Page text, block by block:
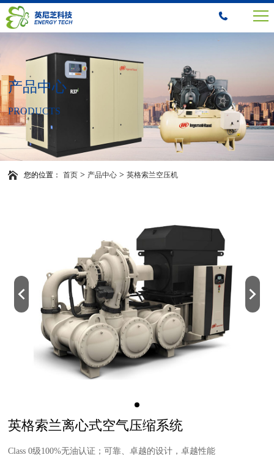
产品中心
PRODUCTS
您的位置： 首页 > 产品中心 >英格索兰空压机
英格索兰离心式空气压缩系统
Class 0级100%无油认证；可靠、卓越的设计，卓越性能